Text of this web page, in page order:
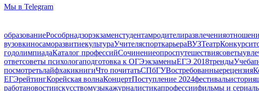
Мы в Telegram
образованиеРособрнадзорэкзаменстудентамродителиразвлечения
вузовкиносаморазвитиекультураУчителяспорткарьераВУЗТеатрКонкурс
годолимпиадаКаталог профессийСочинениеопроспутешествиясоветы
ответсоветы психологаподготовка к ОГЭэкзаменыЕГЭ 2018трендыУчеба
посмотретьлайфхакикнигиЧто почитатьСПбГУВостребованныерецензия
ЕГЭрейтингКорейская волнаКонцертПоступление 2024фестивальистория
работановостиискусствомузыкажурналистикапрофессиифильмы и